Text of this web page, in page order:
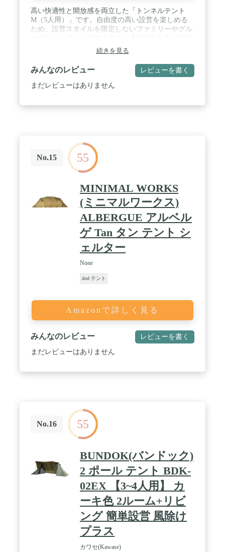
高い快適性と開放感を両立した「トンネルテント
M（5人用）」です。自由度の高い設営を楽しめる
ため、設営スタイルを限定しないファミリーやグル
ントドア】フロントドアには拡張レイヤーを設けて
おり、お好みで3つのスタイルが楽しめます。【連
結できるサイドドア】各サイドドアにはドア同士を
連結できるファスナーがついており、ファスナーを
留めて跳ね上げることで、大型のタープスペースと
トを取り外すことで、床面のない広々としたシェル
ターテントとしても使用できます。雨天時は雨よけ
としても便利で、テント内で濡れずに片付けなどが
できます / 【高い快適性：アウターテント】①風の
げることで通気性を高められ、シーズンに応じて使
い分けが可能です。②トリプルスライダー構造によ
り、フロントドアを閉じた状態でもタープポールを
配置可能です。【高い快適性：インナーテント】①
天井の高さは「S：185cm」、「M：200cm」と高
く、かがむ必要がなく圧迫感を感じません。②四面
の大型ドアはそれぞれメッシュ・オープン・クロー
ズの状態にでき、シーンに応じた使い分けが可能で
す。③フロントドア外側に「大型メッシュポケッ
り、お財布やカトラリーなどの小物入れとして活躍
ント用ファスナー」により、インナーテント外にポ
ータブル電源を置いたまま、電気毛布などの電気機
器を持ち込むことができます / 【耐水圧】アウター
5,000mm【重量】約 19.5kg【サイズ】アウターテン
200cm、インナーテント展開サイズ：約 幅220cm×奥
行35cm×高さ35cm【材質】アウターテント／ポリエ
（短）×8本、自在ロープ（長）×4本、ポール×4セッ
ト、ペグ×30本、補修用パッチ
続きを見る
みんなのレビュー レビューを書く
まだレビューはありません
No.15 55
MINIMAL WORKS
(ミニマルワークス)
ALBERGUE アルベル
ゲ Tan タン テント シ
ェルター
None
dod テント
Amazonで詳しく見る
みんなのレビュー レビューを書く
まだレビューはありません
No.16 55
BUNDOK(バンドック)
2 ポール テント BDK-
02EX 【3~4人用】 カ
ーキ色 2ルーム+リビ
ング 簡単設営 風除け
プラス
カワセ(Kawase)